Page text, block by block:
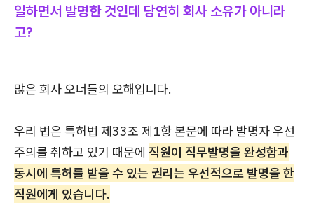
일하면서 발명한 것인데 당연히 회사 소유가 아니라
고?
많은 회사 오너들의 오해입니다.
우리 법은 특허법 제33조 제1항 본문에 따라 발명자 우선
주의를 취하고 있기 때문에 직원이 직무발명을 완성함과
동시에 특허를 받을 수 있는 권리는 우선적으로 발명을 한
직원에게 있습니다.